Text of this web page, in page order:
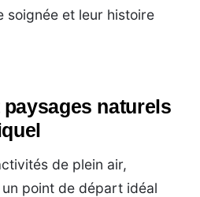
soignée et leur histoire
naturels
de plein air,
point de départ idéal